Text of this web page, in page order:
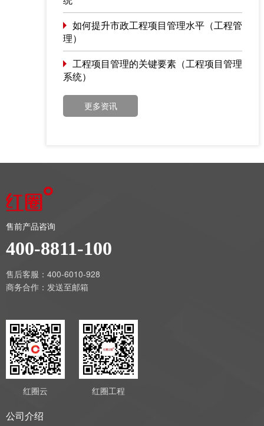
如何提升市政工程项目管理水平（工程管
理）
工程项目管理的关键要素（工程项目管理
系统）
更多资讯
售前产品咨询
400-8811-100
售后客服：400-6010-928
商务合作： 发送至邮箱
红圈云 红圈工程
公司介绍